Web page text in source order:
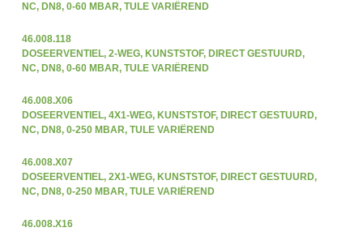
NC, DN8, 0-60 MBAR, TULE VARIËREND
46.008.118
DOSEERVENTIEL, 2-WEG, KUNSTSTOF, DIRECT GESTUURD,
NC, DN8, 0-60 MBAR, TULE VARIËREND
46.008.X06
DOSEERVENTIEL, 4X1-WEG, KUNSTSTOF, DIRECT GESTUURD,
NC, DN8, 0-250 MBAR, TULE VARIËREND
46.008.X07
DOSEERVENTIEL, 2X1-WEG, KUNSTSTOF, DIRECT GESTUURD,
NC, DN8, 0-250 MBAR, TULE VARIËREND
46.008.X16